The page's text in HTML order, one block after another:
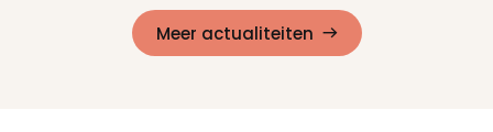
Meer actualiteiten